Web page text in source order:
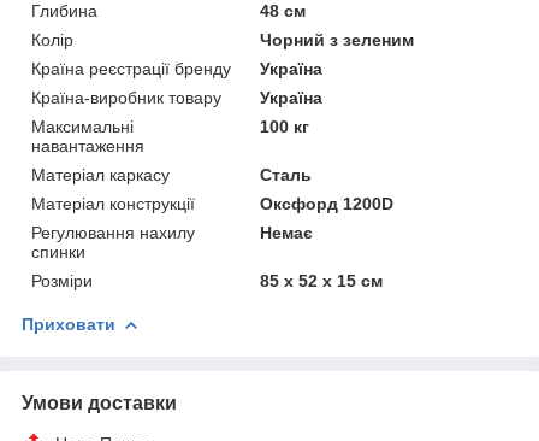
Глибина
48 см
Колір
Чорний з зеленим
Країна реєстрації бренду
Україна
Країна-виробник товару
Україна
Максимальні
навантаження
100 кг
Матеріал каркасу
Сталь
Матеріал конструкції
Оксфорд 1200D
Регулювання нахилу
спинки
Немає
Розміри 85 х 52 х 15 см
Приховати
Умови доставки